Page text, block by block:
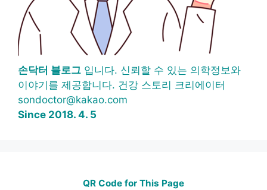
손닥터 블로그 입니다. 신뢰할 수 있는 의학정보와
이야기를 제공합니다. 건강 스토리 크리에이터
sondoctor@kakao.com
Since 2018. 4. 5
QR Code for This Page